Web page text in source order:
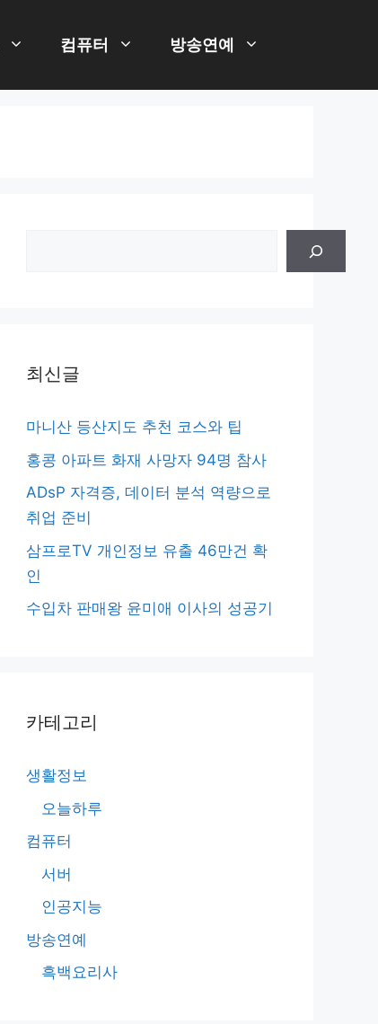
컴퓨터 방송연예
최신글
마니산 등산지도 추천 코스와 팁
홍콩 아파트 화재 사망자 94명 참사
ADsP 자격증, 데이터 분석 역량으로
취업 준비
삼프로TV 개인정보 유출 46만건 확
인
수입차 판매왕 윤미애 이사의 성공기
카테고리
생활정보
오늘하루
컴퓨터
서버
인공지능
방송연예
흑백요리사